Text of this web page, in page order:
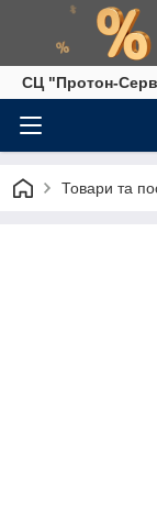
СЦ "Протон-
Товари та